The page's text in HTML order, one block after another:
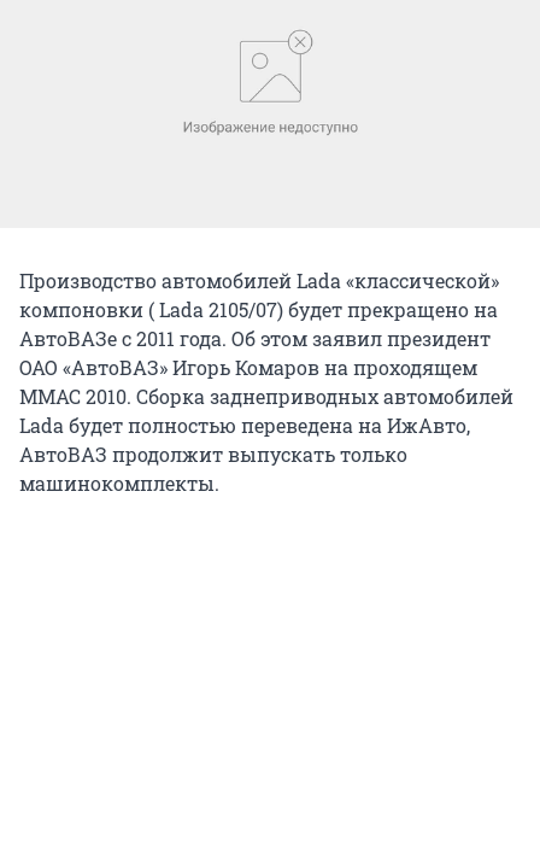
Производство автомобилей Lada «классической»
компоновки ( Lada 2105/07) будет прекращено на
АвтоВАЗе с 2011 года. Об этом заявил президент
ОАО «АвтоВАЗ» Игорь Комаров на проходящем
ММАС 2010. Сборка заднеприводных автомобилей
Lada будет полностью переведена на ИжАвто,
АвтоВАЗ продолжит выпускать только
машинокомплекты.